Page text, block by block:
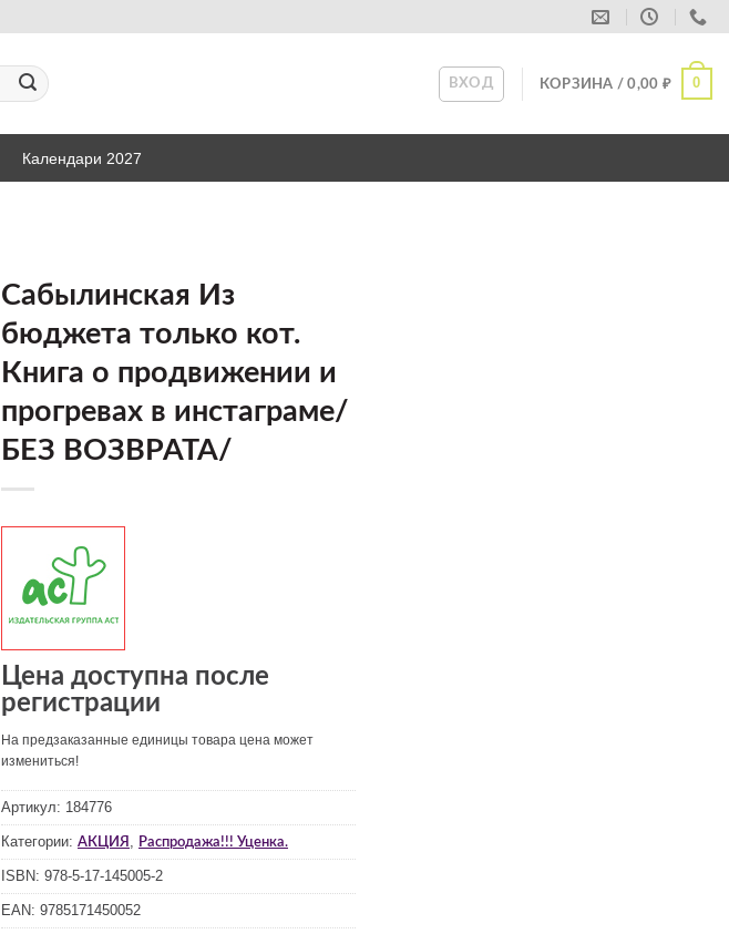
ВХОД КОРЗИНА /0,00 ₽ 0
Календари 2027
Сабылинская Из
бюджета только кот.
Книга о продвижении и
прогревах в инстаграме/
БЕЗ ВОЗВРАТА/
Цена доступна после
регистрации
На предзаказанные единицы товара цена может
измениться!
Артикул: 184776
Категории: АКЦИЯ Распродажа!!! Уценка.
ISBN: 978-5-17-145005-2
EAN: 9785171450052